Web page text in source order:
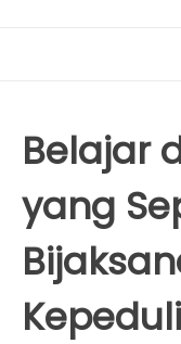
Belajar
yang